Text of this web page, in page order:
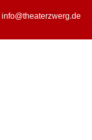
info@theaterzwerg.de